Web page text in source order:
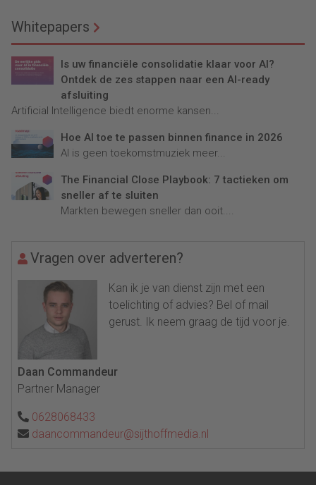
Whitepapers
Is uw financiële consolidatie klaar voor AI?
Ontdek de zes stappen naar een AI-ready
afsluiting
Artificial Intelligence biedt enorme kansen...
Hoe AI toe te passen binnen finance in 2026
AI is geen toekomstmuziek meer...
The Financial Close Playbook: 7 tactieken om
sneller af te sluiten
Markten bewegen sneller dan ooit....
Vragen over adverteren?
Kan ik je van dienst zijn met een
toelichting of advies? Bel of mail
gerust. Ik neem graag de tijd voor je.
Daan Commandeur
Partner Manager
0628068433
daancommandeur@sijthoffmedia.nl